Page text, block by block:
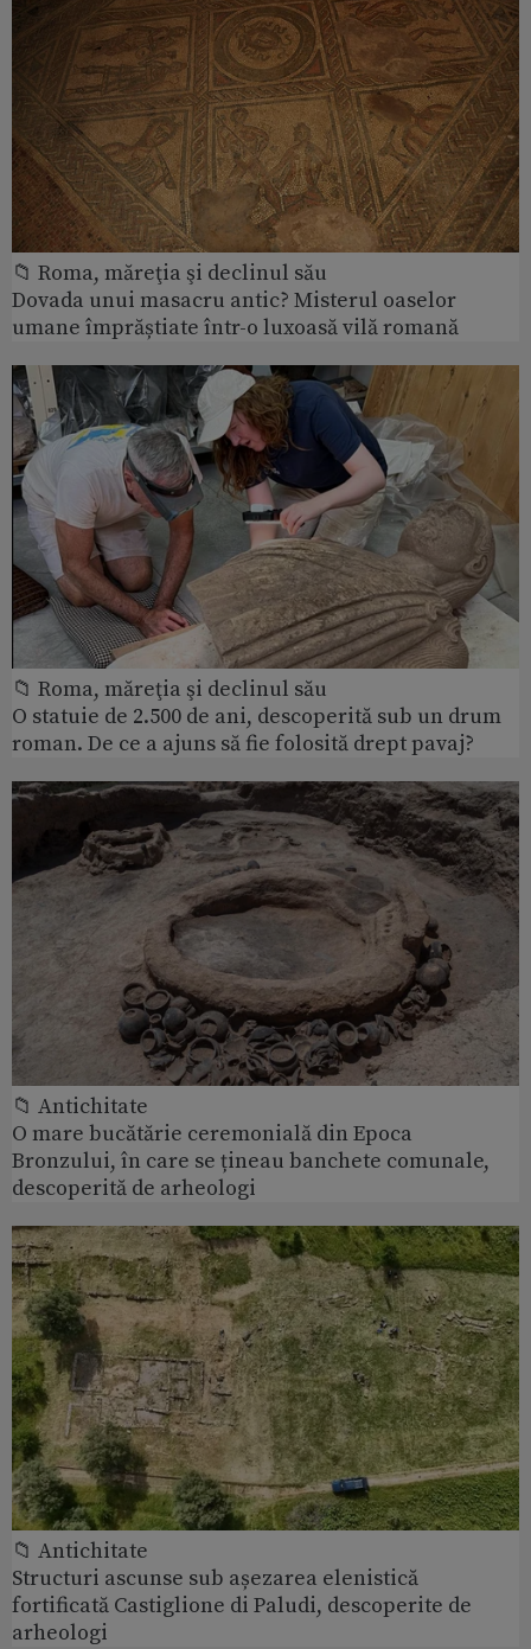
📁 Roma, măreţia şi declinul său
Dovada unui masacru antic? Misterul oaselor
umane împrăștiate într-o luxoasă vilă romană
📁 Roma, măreţia şi declinul său
O statuie de 2.500 de ani, descoperită sub un drum
roman. De ce a ajuns să fie folosită drept pavaj?
📁 Antichitate
O mare bucătărie ceremonială din Epoca
Bronzului, în care se țineau banchete comunale,
descoperită de arheologi
📁 Antichitate
Structuri ascunse sub așezarea elenistică
fortificată Castiglione di Paludi, descoperite de
arheologi